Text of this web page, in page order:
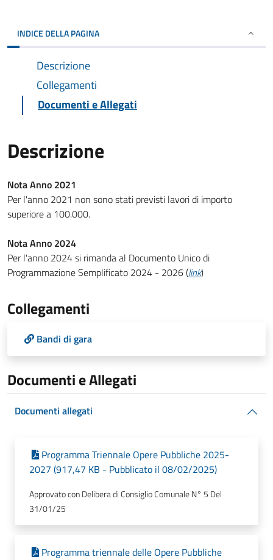
INDICE DELLA PAGINA
Descrizione
Collegamenti
Documenti e Allegati
Descrizione
Nota Anno 2021
Per l'anno 2021 non sono stati previsti lavori di importo
superiore a 100.000.
Nota Anno 2024
Per l'anno 2024 si rimanda al Documento Unico di
Programmazione Semplificato 2024 - 2026 (link)
Collegamenti
Bandi di gara
Documenti e Allegati
Documenti allegati
Programma Triennale Opere Pubbliche 2025-
2027 (917,47 KB - Pubblicato il 08/02/2025)
Approvato con Delibera di Consiglio Comunale N° 5 Del
31/01/25
Programma triennale delle Opere Pubbliche